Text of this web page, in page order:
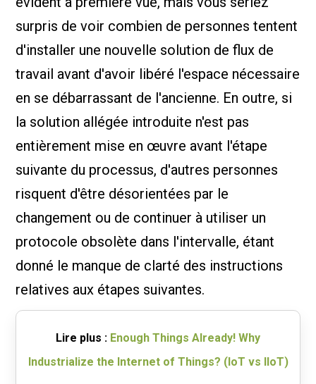
surpris de voir combien de personnes tentent
d'installer une nouvelle solution de flux de
travail avant d'avoir libéré l'espace nécessaire
en se débarrassant de l'ancienne. En outre, si
la solution allégée introduite n'est pas
entièrement mise en œuvre avant l'étape
suivante du processus, d'autres personnes
risquent d'être désorientées par le
changement ou de continuer à utiliser un
protocole obsolète dans l'intervalle, étant
donné le manque de clarté des instructions
relatives aux étapes suivantes.
Lire plus : Enough Things Already! Why
Industrialize the Internet of Things? (IoT vs IIoT)